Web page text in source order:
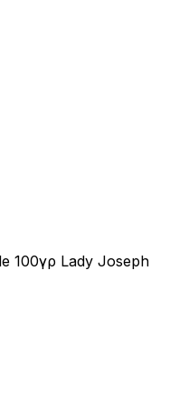
100γρ Lady Joseph